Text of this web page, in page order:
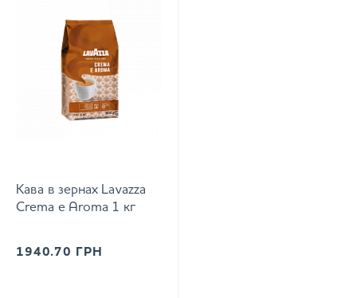
Кава в зернах Lavazza
Crema e Aroma 1 кг
1940.70 ГРН